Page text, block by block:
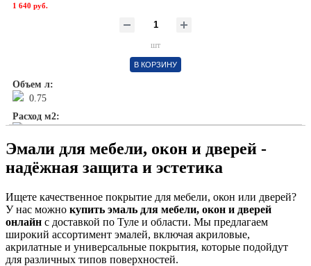
1 640 руб.
шт
В КОРЗИНУ
Объем л:
0.75
Расход м2:
Эмали для мебели, окон и дверей -
надёжная защита и эстетика
Ищете качественное покрытие для мебели, окон или дверей?
У нас можно купить эмаль для мебели, окон и дверей
онлайн с доставкой по Туле и области. Мы предлагаем
широкий ассортимент эмалей, включая акриловые,
акрилатные и универсальные покрытия, которые подойдут
для различных типов поверхностей.